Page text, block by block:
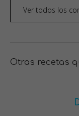
Ver todos los
Otras recetas